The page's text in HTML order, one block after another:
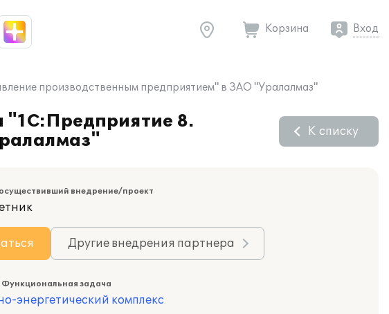
Корзина Вход
производственным предприятием" в ЗАО "Уралалмаз"
"1С:Предприятие 8.
К списку
внедрение/проект
Другие внедрения партнера
Функциональная задача
энергетический комплекс